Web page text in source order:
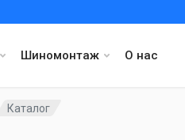
Шиномонтаж О нас
Каталог